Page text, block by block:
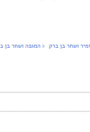
ושחר בן ברק‏ ♭ המגפה ושחר בן